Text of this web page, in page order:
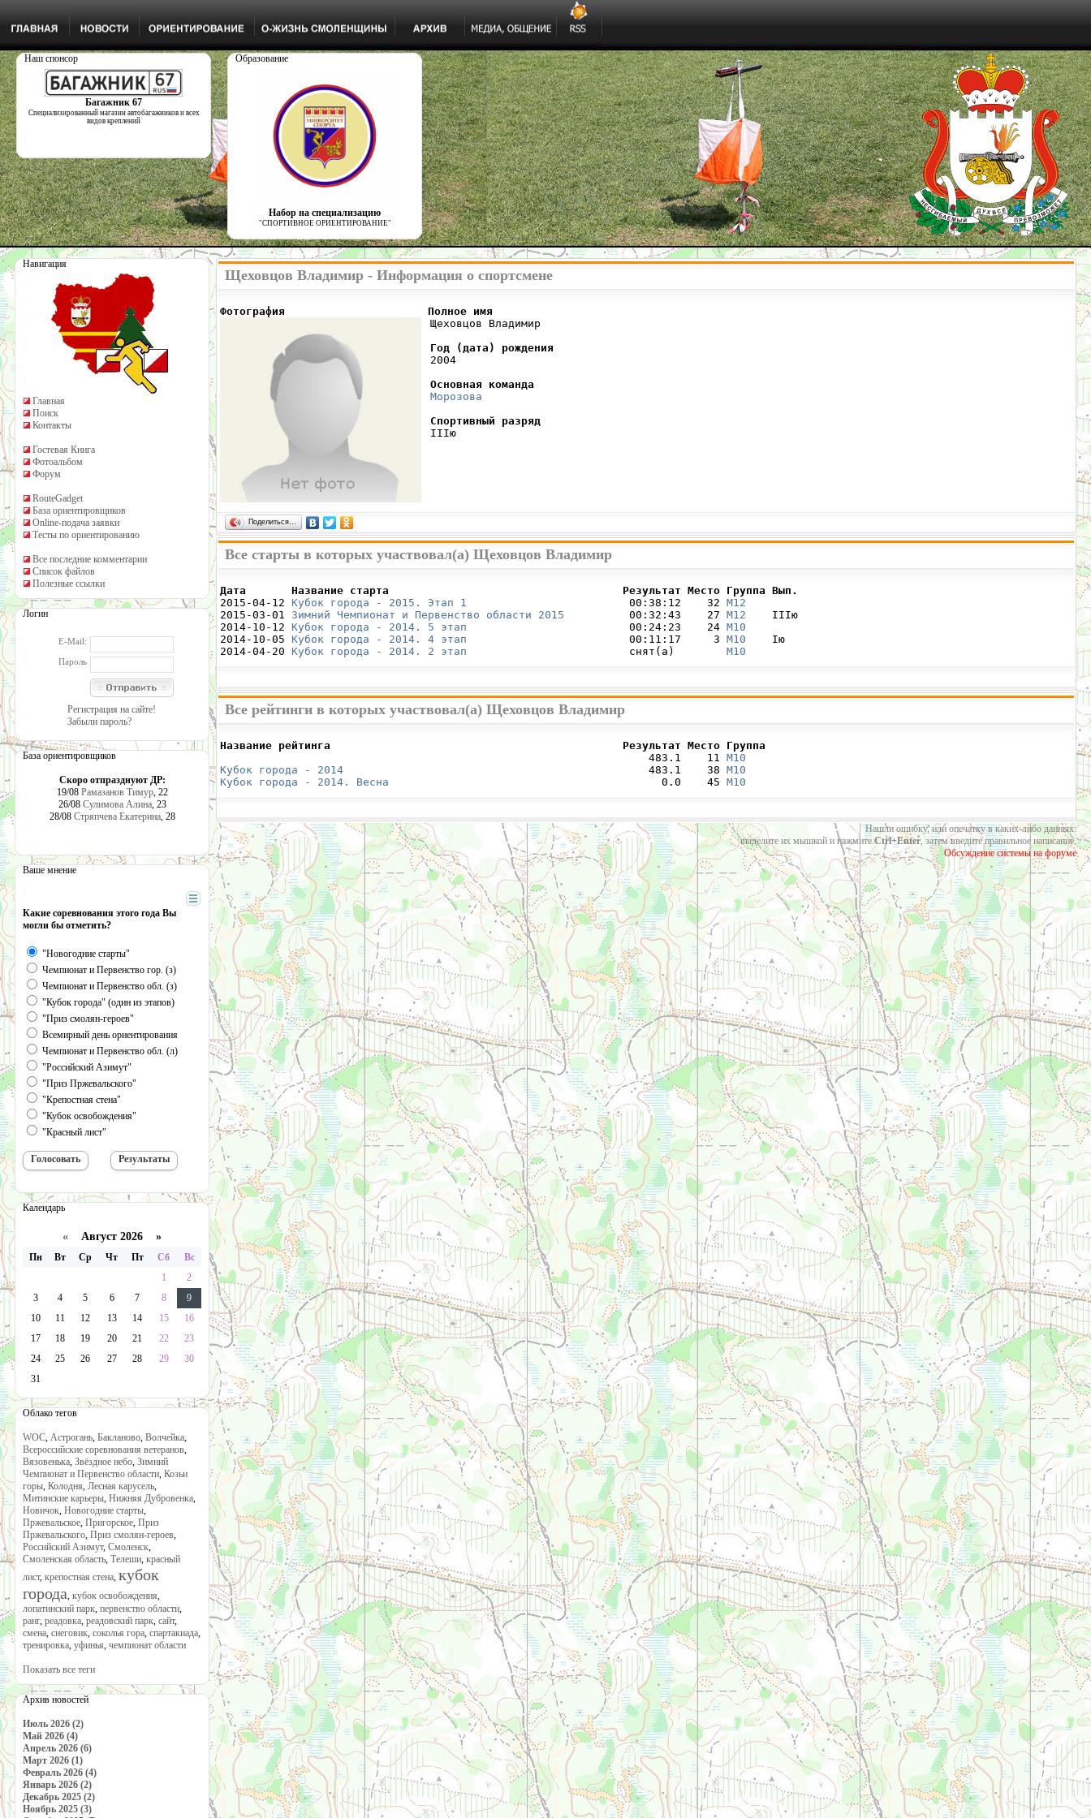
Наш спонсор
Багажник 67
Специализированный магазин автобагажников и всех
видов креплений
Образование
Набор на специализацию
"СПОРТИВНОЕ ОРИЕНТИРОВАНИЕ"
Навигация
Главная
Поиск
Контакты
Гостевая Книга
Фотоальбом
Форум
RouteGadget
База ориентировщиков
Online-подача заявки
Тесты по ориентированию
Все последние комментарии
Список файлов
Полезные ссылки
Логин
E-Mail:
Пароль
Регистрация на сайте!
Забыли пароль?
База ориентировщиков
Скоро отпразднуют ДР:
19/08 Рамазанов Тимур, 22
26/08 Сулимова Алина, 23
28/08 Стряпчева Екатерина, 28
Ваше мнение
Какие соревнования этого года Вы
могли бы отметить?
"Новогодние старты"
Чемпионат и Первенство гор. (з)
Чемпионат и Первенство обл. (з)
"Кубок города" (один из этапов)
"Приз смолян-героев"
Всемирный день ориентирования
Чемпионат и Первенство обл. (л)
"Российский Азимут"
"Приз Пржевальского"
"Крепостная стена"
"Кубок освобождения"
"Красный лист"
Календарь
« Август 2026 »
Пн Вт Ср Чт Пт Сб
Вс
1
2
3
4 5 6 7 8
9
10
11 12 13 14 15
16
17
18 19 20 21 22
23
24
25 26 27 28 29
30
31
Облако тегов
WOC, Астрогань, Бакланово, Волчейка,
Всероссийские соревнования ветеранов,
Вязовенька, Звёздное небо, Зимний
Чемпионат и Первенство области, Козьи
горы, Колодня, Лесная карусель,
Митинские карьеры, Нижняя Дубровенка,
Новичок, Новогодние старты,
Пржевальское, Пригорское, Приз
Пржевальского, Приз смолян-героев,
Российский Азимут, Смоленск,
Смоленская область, Телеши, красный
лист, крепостная стена, кубок
города, кубок освобождения,
лопатинский парк, первенство области,
ранг, реадовка, реадовский парк, сайт,
смена, снеговик, соколья гора, спартакиада,
тренировка, уфинья, чемпионат области
Показать все теги
Архив новостей
Июль 2026 (2)
Май 2026 (4)
Апрель 2026 (6)
Март 2026 (1)
Февраль 2026 (4)
Январь 2026 (2)
Декабрь 2025 (2)
Ноябрь 2025 (3)
Щеховцов Владимир - Информация о спортсмене
Фотография                      Полное имя
Щеховцов Владимир
Год (дата) рождения
2004
Основная команда
Морозова
Спортивный разряд
IIIю
Поделиться…
Все старты в которых участвовал(а) Щеховцов Владимир
Дата       Название старта                                    Результат Место Группа Вып.
2015-04-12 Кубок города - 2015. Этап 1
                         00:38:12    32
М12
2015-03-01 Зимний Чемпионат и Первенство области 2015
          00:32:43    27
М12
    IIIю
2014-10-12 Кубок города - 2014. 5 этап
                         00:24:23    24
М10
2014-10-05 Кубок города - 2014. 4 этап
                         00:11:17     3
М10
    Iю
2014-04-20 Кубок города - 2014. 2 этап
                         снят(а)
М10
Все рейтинги в которых участвовал(а) Щеховцов Владимир
Название рейтинга                                             Результат Место Группа
                                                                  483.1    11
М10
Кубок города - 2014
                                               483.1    38
М10
Кубок города - 2014. Весна
                                          0.0    45
М10
Нашли ошибку, или опечатку в каких-либо данных:
выделите их мышкой и нажмитеCtrl+Enter, затем введите правильное написание.
Обсуждение системы на форуме